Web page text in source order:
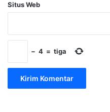
Situs Web
− 4 = tiga